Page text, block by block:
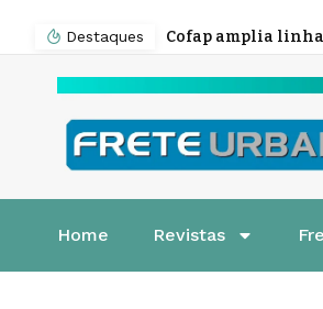
Destaques
Home Revistas